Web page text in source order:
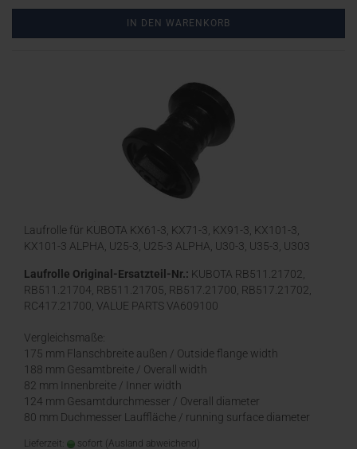
IN DEN WARENKORB
Laufrolle für KUBOTA KX61-3, KX71-3, KX91-3, KX101-3,
KX101-3 ALPHA, U25-3, U25-3 ALPHA, U30-3, U35-3, U303
Laufrolle Original-Ersatzteil-Nr.: KUBOTA RB511.21702,
RB511.21704, RB511.21705, RB517.21700, RB517.21702,
RC417.21700, VALUE PARTS VA609100
Vergleichsmaße:
175 mm Flanschbreite außen / Outside flange width
188 mm Gesamtbreite / Overall width
82 mm Innenbreite / Inner width
124 mm Gesamtdurchmesser / Overall diameter
80 mm Duchmesser Lauffläche / running surface diameter
Lieferzeit: sofort (Ausland abweichend)